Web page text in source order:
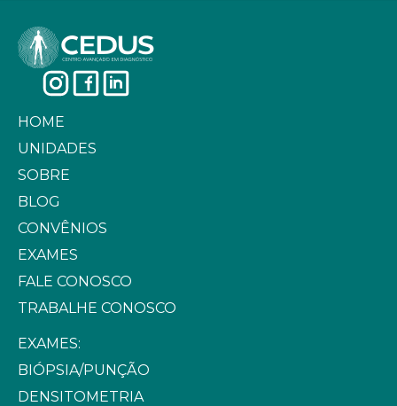
HOME
UNIDADES
SOBRE
BLOG
CONVÊNIOS
EXAMES
FALE CONOSCO
TRABALHE CONOSCO
EXAMES:
BIÓPSIA/PUNÇÃO
DENSITOMETRIA